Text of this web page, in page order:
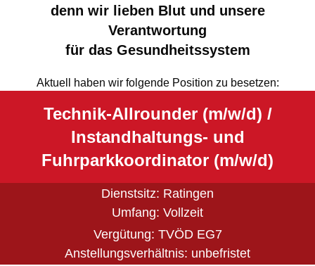
denn wir lieben Blut und unsere
Verantwortung
für das Gesundheitssystem
Aktuell haben wir folgende Position zu besetzen:
Technik-Allrounder (m/w/d) /
Instandhaltungs- und
Fuhrparkkoordinator (m/w/d)
Dienstsitz: Ratingen
Umfang: Vollzeit
Vergütung: TVÖD EG7
Anstellungsverhältnis: unbefristet